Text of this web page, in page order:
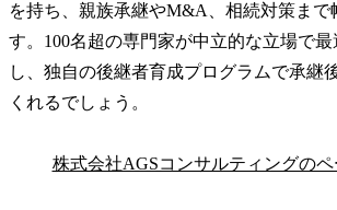
を持ち、親族承継やM&A、相続対策まで
す。100名超の専門家が中立的な立場で
し、独自の後継者育成プログラムで承継
くれるでしょう。
株式会社AGSコンサルティングの